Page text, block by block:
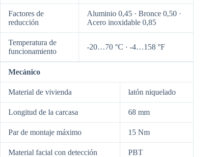
Factores de
reducción
Aluminio 0,45 · Bronce 0,50 ·
Acero inoxidable 0,85
Temperatura de
funcionamiento
-20…70 °C · -4…158 °F
Mecánico
Material de vivienda latón niquelado
Longitud de la carcasa 68 mm
Par de montaje máximo 15 Nm
Material facial con detección PBT